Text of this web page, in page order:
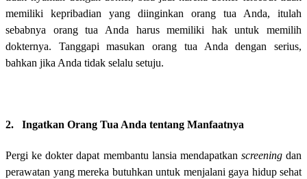
memiliki kepribadian yang diinginkan orang tua Anda, itulah
sebabnya orang tua Anda harus memiliki hak untuk memilih
dokternya. Tanggapi masukan orang tua Anda dengan serius,
bahkan jika Anda tidak selalu setuju.
2. Ingatkan Orang Tua Anda tentang Manfaatnya
Pergi ke dokter dapat membantu lansia mendapatkan screeningdan
perawatan yang mereka butuhkan untuk menjalani gaya hidup sehat